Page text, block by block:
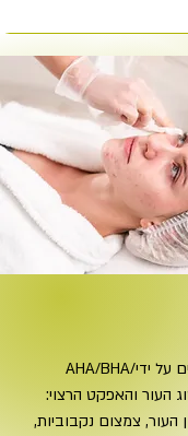
AHA/BHA/אזלאיות/פיטיות, נבחרים על ידי
העור והאפקט הרצוי:
העור, צמצום נקבוביות,